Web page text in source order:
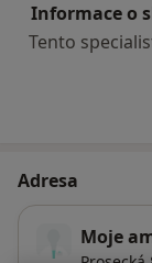
Informace o
Tento
Adresa
Moje